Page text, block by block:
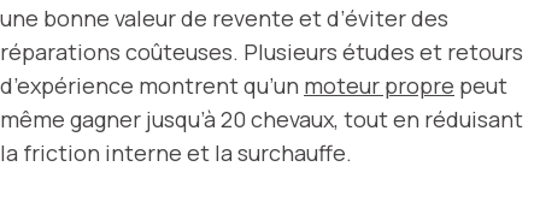
une bonne valeur de revente et d’éviter des
réparations coûteuses. Plusieurs études et retours
d’expérience montrent qu’un moteur propre peut
même gagner jusqu’à 20 chevaux, tout en réduisant
la friction interne et la surchauffe.